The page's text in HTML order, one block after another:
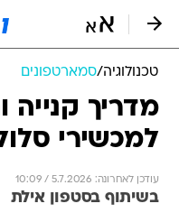
טכנולוגיה/סמארטפונים
מדריך קנייה
למכשירי
עודכן לאחרונה: 5.7.2026 / 10:09
בשיתוף בסטפון אילת